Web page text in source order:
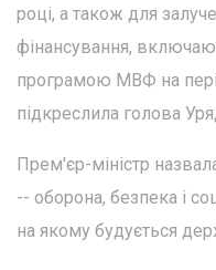
році, а також для
фінансування,
програмою МВФ на
підкреслила голова
Прем'єр-міністр
-- оборона, безпека і
на якому будується